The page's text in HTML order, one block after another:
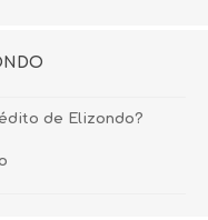
de Elizondo?